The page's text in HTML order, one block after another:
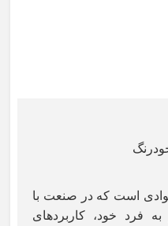
است که در صنعت با
فرد خود، کاربردهای